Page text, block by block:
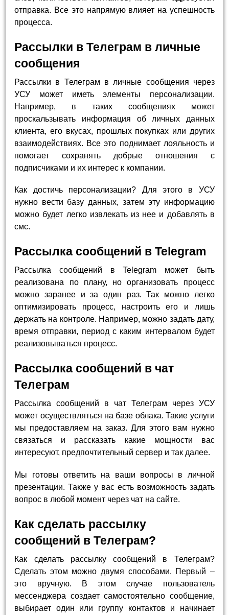
отправка. Все это напрямую влияет на успешность
процесса.
Рассылки в Телеграм в личные
сообщения
Рассылки в Телеграм в личные сообщения через
УСУ может иметь элементы персонализации.
Например, в таких сообщениях может
проскальзывать информация об личных данных
клиента, его вкусах, прошлых покупках или других
взаимодействиях. Все это поднимает лояльность и
помогает сохранять добрые отношения с
подписчиками и их интерес к компании.
Как достичь персонализации? Для этого в УСУ
нужно вести базу данных, затем эту информацию
можно будет легко извлекать из нее и добавлять в
смс.
Рассылка сообщений в Telegram
Рассылка сообщений в Telegram может быть
реализована по плану, но организовать процесс
можно заранее и за один раз. Так можно легко
оптимизировать процесс, настроить его и лишь
держать на контроле. Например, можно задать дату,
время отправки, период с каким интервалом будет
реализовываться процесс.
Рассылка сообщений в чат
Телеграм
Рассылка сообщений в чат Телеграм через УСУ
может осуществляться на базе облака. Такие услуги
мы предоставляем на заказ. Для этого вам нужно
связаться и рассказать какие мощности вас
интересуют, предпочтительный сервер и так далее.
Мы готовы ответить на ваши вопросы в личной
презентации. Также у вас есть возможность задать
вопрос в любой момент через чат на сайте.
Как сделать рассылку
сообщений в Телеграм?
Как сделать рассылку сообщений в Телеграм?
Сделать этом можно двумя способами. Первый –
это вручную. В этом случае пользователь
мессенджера создает самостоятельно сообщение,
выбирает один или группу контактов и начинает